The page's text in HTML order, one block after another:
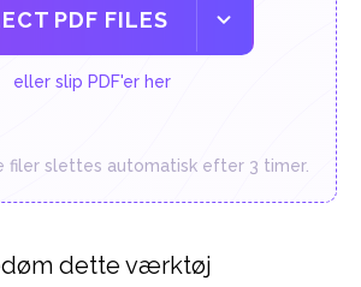
PDF FILES
eller slip PDF'er her
filer slettes automatisk efter 3 timer.
dette værktøj